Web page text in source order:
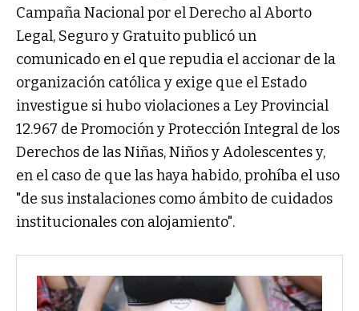
Campaña Nacional por el Derecho al Aborto
Legal, Seguro y Gratuito publicó un
comunicado en el que repudia el accionar de la
organización católica y exige que el Estado
investigue si hubo violaciones a Ley Provincial
12.967 de Promoción y Protección Integral de los
Derechos de las Niñas, Niños y Adolescentes y,
en el caso de que las haya habido, prohíba el uso
"de sus instalaciones como ámbito de cuidados
institucionales con alojamiento".